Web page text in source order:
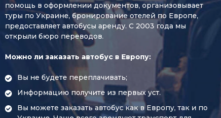
помощь в оформлении документов, организовывает
туры по Украине, бронирование отелей по Европе,
предоставляет автобусы аренду. С 2003 года мы
открыли бюро переводов.
Можно ли заказать автобус в Европу:
Вы не будете переплачивать;
Информацию получите из первых уст.
Вы можете заказать автобус как в Европу, так и по